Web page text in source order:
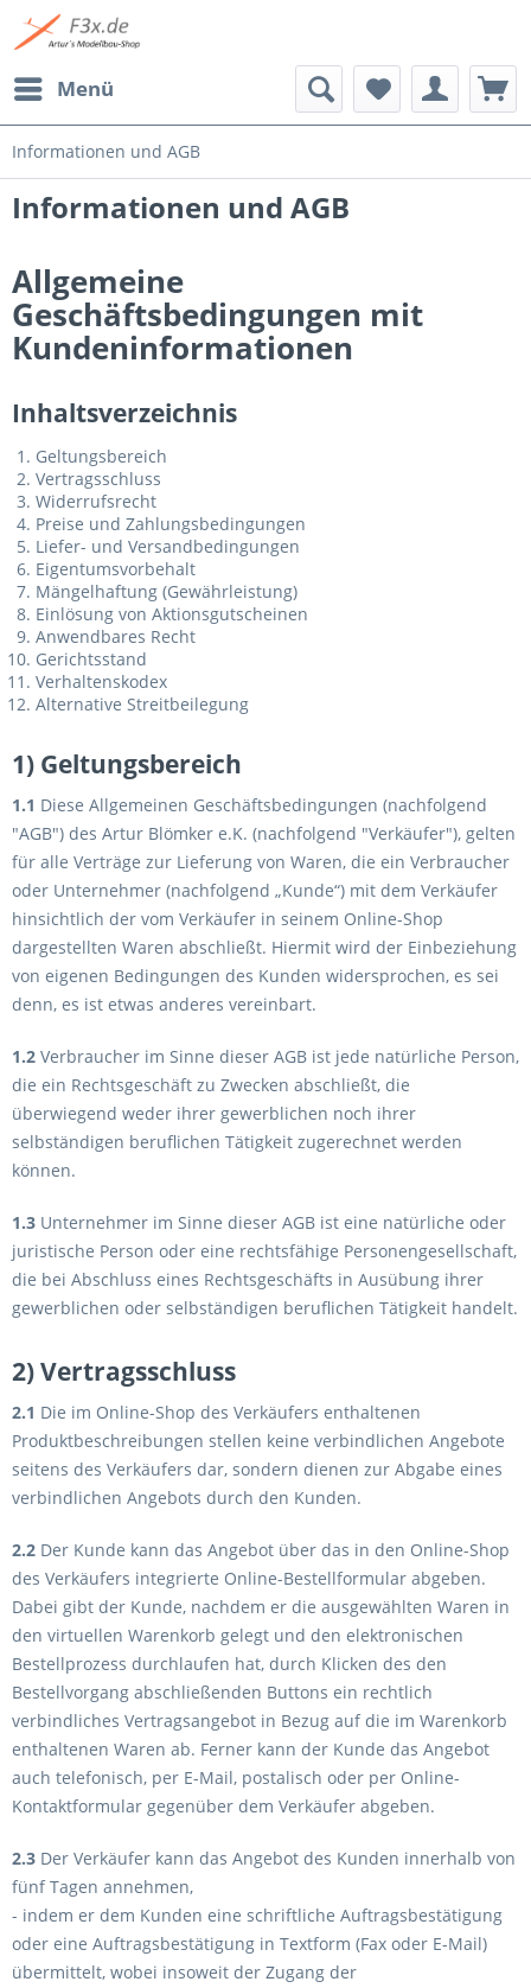
Menü
Informationen und AGB
Informationen und AGB
Allgemeine
Geschäftsbedingungen mit
Kundeninformationen
Inhaltsverzeichnis
Geltungsbereich
Vertragsschluss
Widerrufsrecht
Preise und Zahlungsbedingungen
Liefer- und Versandbedingungen
Eigentumsvorbehalt
Mängelhaftung (Gewährleistung)
Einlösung von Aktionsgutscheinen
Anwendbares Recht
Gerichtsstand
Verhaltenskodex
Alternative Streitbeilegung
1) Geltungsbereich
1.1 Diese Allgemeinen Geschäftsbedingungen (nachfolgend
"AGB") des Artur Blömker e.K. (nachfolgend "Verkäufer"), gelten
für alle Verträge zur Lieferung von Waren, die ein Verbraucher
oder Unternehmer (nachfolgend „Kunde“) mit dem Verkäufer
hinsichtlich der vom Verkäufer in seinem Online-Shop
dargestellten Waren abschließt. Hiermit wird der Einbeziehung
von eigenen Bedingungen des Kunden widersprochen, es sei
denn, es ist etwas anderes vereinbart.
1.2 Verbraucher im Sinne dieser AGB ist jede natürliche Person,
die ein Rechtsgeschäft zu Zwecken abschließt, die
überwiegend weder ihrer gewerblichen noch ihrer
selbständigen beruflichen Tätigkeit zugerechnet werden
können.
1.3 Unternehmer im Sinne dieser AGB ist eine natürliche oder
juristische Person oder eine rechtsfähige Personengesellschaft,
die bei Abschluss eines Rechtsgeschäfts in Ausübung ihrer
gewerblichen oder selbständigen beruflichen Tätigkeit handelt.
2) Vertragsschluss
2.1 Die im Online-Shop des Verkäufers enthaltenen
Produktbeschreibungen stellen keine verbindlichen Angebote
seitens des Verkäufers dar, sondern dienen zur Abgabe eines
verbindlichen Angebots durch den Kunden.
2.2 Der Kunde kann das Angebot über das in den Online-Shop
des Verkäufers integrierte Online-Bestellformular abgeben.
Dabei gibt der Kunde, nachdem er die ausgewählten Waren in
den virtuellen Warenkorb gelegt und den elektronischen
Bestellprozess durchlaufen hat, durch Klicken des den
Bestellvorgang abschließenden Buttons ein rechtlich
verbindliches Vertragsangebot in Bezug auf die im Warenkorb
enthaltenen Waren ab. Ferner kann der Kunde das Angebot
auch telefonisch, per E-Mail, postalisch oder per Online-
Kontaktformular gegenüber dem Verkäufer abgeben.
2.3 Der Verkäufer kann das Angebot des Kunden innerhalb von
fünf Tagen annehmen,
- indem er dem Kunden eine schriftliche Auftragsbestätigung
oder eine Auftragsbestätigung in Textform (Fax oder E-Mail)
übermittelt, wobei insoweit der Zugang der